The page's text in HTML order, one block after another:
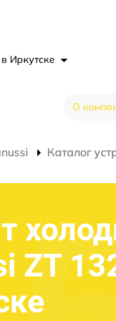
в Иркутске
О
Каталог
ZT